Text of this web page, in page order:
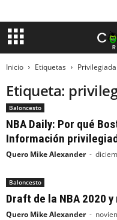
Inicio Etiquetas Privilegiada
Etiqueta:
Baloncesto
NBA Daily: Por qué
Información
Quero Mike Alexander -
Baloncesto
Draft de la NBA 2020
Quero Mike Alexander -